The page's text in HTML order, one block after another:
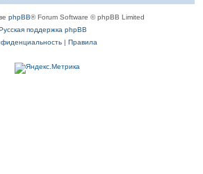
phpBB® Forum Software © phpBB Limited
поддержка phpBB
|Правила